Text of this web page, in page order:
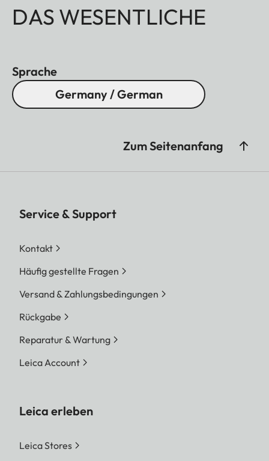
DAS WESENTLICHE
Sprache
Germany / German
Zum Seitenanfang
Service & Support
Kontakt
Häufig gestellte Fragen
Versand & Zahlungsbedingungen
Rückgabe
Reparatur & Wartung
Leica Account
Leica erleben
Leica Stores